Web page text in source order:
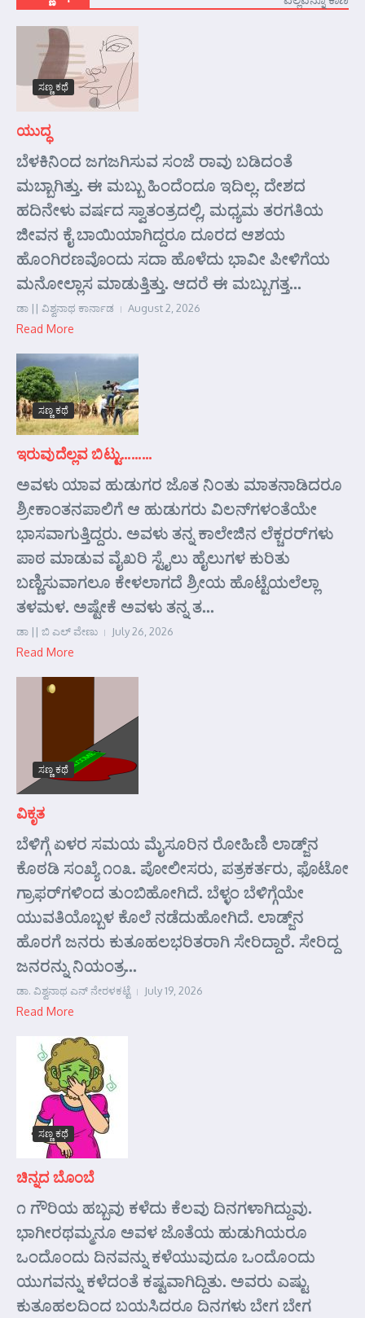
ಸಣ್ಣ ಕಥೆ
ಯುದ್ಧ
ಬೆಳಕಿನಿಂದ ಜಗಜಗಿಸುವ ಸಂಜೆ ರಾವು ಬಡಿದಂತೆ
ಮಬ್ಬಾಗಿತ್ತು. ಈ ಮಬ್ಬು ಹಿಂದೆಂದೂ ಇದಿಲ್ಲ. ದೇಶದ
ಹದಿನೇಳು ವರ್ಷದ ಸ್ವಾತಂತ್ರದಲ್ಲಿ, ಮಧ್ಯಮ ತರಗತಿಯ
ಜೀವನ ಕೈ ಬಾಯಿಯಾಗಿದ್ದರೂ ದೂರದ ಆಶಯ
ಹೊಂಗಿರಣವೊಂದು ಸದಾ ಹೊಳೆದು ಭಾವೀ ಪೀಳಿಗೆಯ
ಮನೋಲ್ಲಾಸ ಮಾಡುತ್ತಿತ್ತು. ಆದರೆ ಈ ಮಬ್ಬುಗತ್ತ...
ಡಾ || ವಿಶ್ವನಾಥ ಕಾರ್ನಾಡ August 2, 2026
Read More
ಸಣ್ಣ ಕಥೆ
ಇರುವುದೆಲ್ಲವ ಬಿಟ್ಟು………
ಅವಳು ಯಾವ ಹುಡುಗರ ಜೊತ ನಿಂತು ಮಾತನಾಡಿದರೂ
ಶ್ರೀಕಾಂತನಪಾಲಿಗೆ ಆ ಹುಡುಗರು ವಿಲನ್‌ಗಳಂತೆಯೇ
ಭಾಸವಾಗುತ್ತಿದ್ದರು. ಅವಳು ತನ್ನ ಕಾಲೇಜಿನ ಲೆಕ್ಚರರ್‌ಗಳು
ಪಾಠ ಮಾಡುವ ವೈಖರಿ ಸ್ಟೈಲು ಹೈಲುಗಳ ಕುರಿತು
ಬಣ್ಣಿಸುವಾಗಲೂ ಕೇಳಲಾಗದೆ ಶ್ರೀಯ ಹೊಟ್ಟೆಯಲೆಲ್ಲಾ
ತಳಮಳ. ಅಷ್ಟೇಕೆ ಅವಳು ತನ್ನ ತ...
ಡಾ || ಬಿ ಎಲ್ ವೇಣು July 26, 2026
Read More
ಸಣ್ಣ ಕಥೆ
ವಿಕೃತ
ಬೆಳಿಗ್ಗೆ ಏಳರ ಸಮಯ ಮೈಸೂರಿನ ರೋಹಿಣಿ ಲಾಡ್ಜ್‌ನ
ಕೊಠಡಿ ಸಂಖ್ಯೆ ೧೦೩. ಪೋಲೀಸರು, ಪತ್ರಕರ್ತರು, ಫೊಟೋ
ಗ್ರಾಫರ್‌ಗಳಿಂದ ತುಂಬಿಹೋಗಿದೆ. ಬೆಳ್ಳಂ ಬೆಳಿಗ್ಗೆಯೇ
ಯುವತಿಯೊಬ್ಬಳ ಕೊಲೆ ನಡೆದುಹೋಗಿದೆ. ಲಾಡ್ಜ್‌ನ
ಹೊರಗೆ ಜನರು ಕುತೂಹಲಭರಿತರಾಗಿ ಸೇರಿದ್ದಾರೆ. ಸೇರಿದ್ದ
ಜನರನ್ನು ನಿಯಂತ್ರ...
ಡಾ. ವಿಶ್ವನಾಥ ಎನ್ ನೇರಳಕಟ್ಟೆ July 19, 2026
Read More
ಸಣ್ಣ ಕಥೆ
ಚಿನ್ನದ ಬೊಂಬೆ
೧ ಗೌರಿಯ ಹಬ್ಬವು ಕಳೆದು ಕೆಲವು ದಿನಗಳಾಗಿದ್ದುವು.
ಭಾಗೀರಥಮ್ಮನೂ ಅವಳ ಜೊತೆಯ ಹುಡುಗಿಯರೂ
ಒಂದೊಂದು ದಿನವನ್ನು ಕಳೆಯುವುದೂ ಒಂದೊಂದು
ಯುಗವನ್ನು ಕಳೆದಂತೆ ಕಷ್ಟವಾಗಿದ್ದಿತು. ಅವರು ಎಷ್ಟು
ಕುತೂಹಲದಿಂದ ಬಯಸಿದರೂ ದಿನಗಳು ಬೇಗ ಬೇಗ